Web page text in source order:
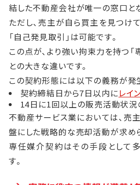
結した不動産会社が唯一の窓口と
ただし、売主が自ら買主を見つけ
「自己発見取引」は可能です。
この点が、より強い拘束力を持つ「
との大きな違いです。
この契約形態には以下の義務が発
契約締結日から7日以内にレイ
14日に1回以上の販売活動状
不動産サービス業においては、売
盤にした戦略的な売却活動が求め
専任媒介契約はその手段として
す。